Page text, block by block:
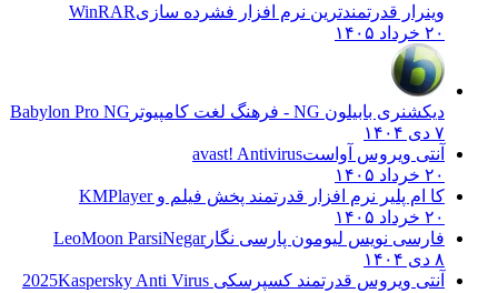
وینرار قدرتمندترین نرم افزار فشرده سازیWinRAR
۲۰ خرداد ۱۴۰۵
دیکشنری بابیلون NG - فرهنگ لغت کامپیوتر
Babylon Pro NG
۷ دی ۱۴۰۴
آنتی ویروس آواستavast! Antivirus
۲۰ خرداد ۱۴۰۵
کا ام پلیر نرم افزار قدرتمند پخش فیلم وKMPlayer
۲۰ خرداد ۱۴۰۵
فارسی نویس لیومون پارسی نگارLeoMoon ParsiNegar
۸ دی ۱۴۰۴
آنتی ویروس قدرتمند کسپرسکی 2025 Kaspersky Anti Virus